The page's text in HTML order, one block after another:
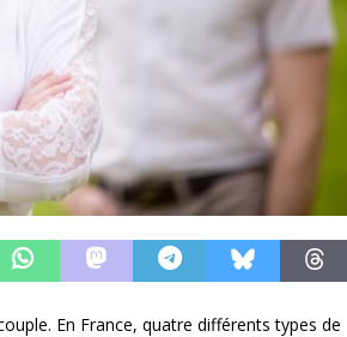
En France, quatre différents types de